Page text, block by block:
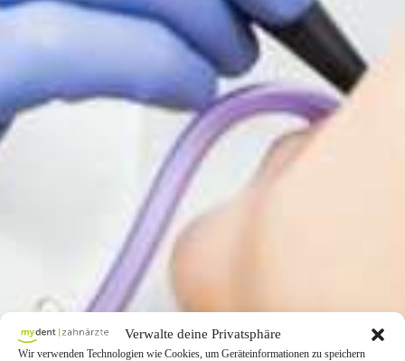
Verwalte deine Privatsphäre
Wir verwenden Technologien wie Cookies, um Geräteinformationen zu speichern